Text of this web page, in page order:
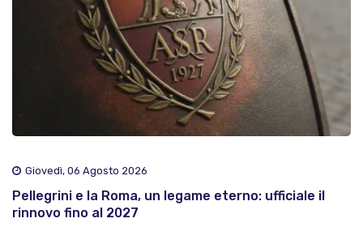
Giovedì, 06 Agosto 2026
Pellegrini e la Roma, un legame eterno: ufficiale il
rinnovo fino al 2027